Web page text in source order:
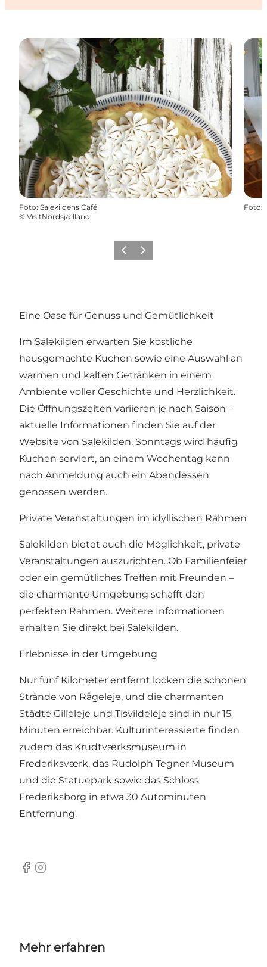
Foto: Salekildens Café
© VisitNordsjælland
Foto:
ZurückWeiter
Eine Oase für Genuss und Gemütlichkeit
Im Salekilden erwarten Sie köstliche
hausgemachte Kuchen sowie eine Auswahl an
warmen und kalten Getränken in einem
Ambiente voller Geschichte und Herzlichkeit.
Die Öffnungszeiten variieren je nach Saison –
aktuelle Informationen finden Sie auf der
Website von Salekilden. Sonntags wird häufig
Kuchen serviert, an einem Wochentag kann
nach Anmeldung auch ein Abendessen
genossen werden.
Private Veranstaltungen im idyllischen Rahmen
Salekilden bietet auch die Möglichkeit, private
Veranstaltungen auszurichten. Ob Familienfeier
oder ein gemütliches Treffen mit Freunden –
die charmante Umgebung schafft den
perfekten Rahmen. Weitere Informationen
erhalten Sie direkt bei Salekilden.
Erlebnisse in der Umgebung
Nur fünf Kilometer entfernt locken die schönen
Strände von Rågeleje, und die charmanten
Städte Gilleleje und Tisvildeleje sind in nur 15
Minuten erreichbar. Kulturinteressierte finden
zudem das Krudtværksmuseum in
Frederiksværk, das Rudolph Tegner Museum
und die Statuepark sowie das Schloss
Frederiksborg in etwa 30 Autominuten
Entfernung.
Facebook
Instagram
Mehr erfahren